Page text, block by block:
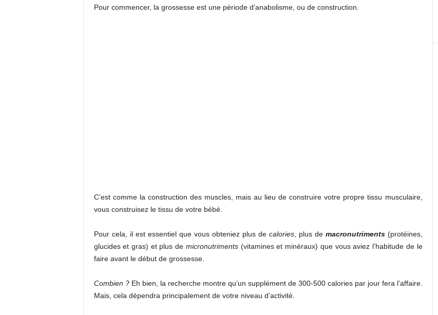
Pour commencer, la grossesse est une période d’anabolisme, ou de construction.
C’est comme la construction des muscles, mais au lieu de construire votre propre tissu musculaire,
vous construisez le tissu de votre bébé.
Pour cela, il est essentiel que vous obteniez plus de calories, plus de macronutriments(protéines,
glucides et gras) et plus de micronutriments(vitamines et minéraux) que vous aviez l’habitude de le
faire avant le début de grossesse.
Combien ?Eh bien, la recherche montre qu’un supplément de 300-500 calories par jour fera l’affaire.
Mais, cela dépendra principalement de votre niveau d’activité.